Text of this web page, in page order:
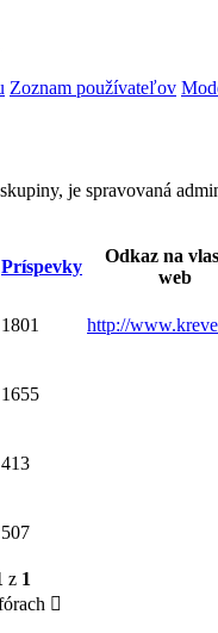
Zoznam používateľov
je spravovaná
Príspevky
Odkaz na
web
1801 http://
1655
413
507
z 1